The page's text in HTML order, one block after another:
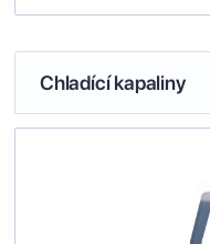
Chladící kapaliny